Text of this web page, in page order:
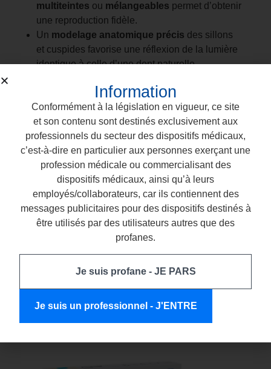
multiteintes ou mélangeables permet d’obtenir
une reproduction fidèle.
Un modelage anatomique précis des sillons
et cuspides favorise une réflexion de la lumière
identique à celle d’une dent naturelle.
et réduit la rétention de plaque et de taches.
NEXT – un composite
universel pour des
restaurations durables
et esthétiques
a été conçu pour la pratique quotidienne : il
convient aussi bien aux
petites restaurations
qu’aux
reconstructions étendues.
polissage supplémentaire.
Résultat : un travail plus rapide et un effet prévisible.
Information
Conformément à la législation en vigueur, ce site
et son contenu sont destinés exclusivement aux
professionnels du secteur des dispositifs médicaux,
c’est-à-dire en particulier aux personnes exerçant une
profession médicale ou commercialisant des
dispositifs médicaux, ainsi qu’à leurs
employés/collaborateurs, car ils contiennent des
messages publicitaires pour des dispositifs destinés à
être utilisés par des utilisateurs autres que des
profanes.
Je suis profane - JE PARS
Je suis un professionnel - J'ENTRE